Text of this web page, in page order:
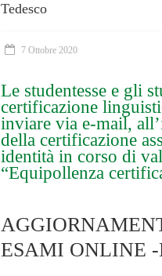
Tedesco
7 Ottobre 2020
Le studentesse e gli
certificazione
inviare via e-mail,
della certificazione
identità in corso di
“Equipollenza
ESAMI ONLINE